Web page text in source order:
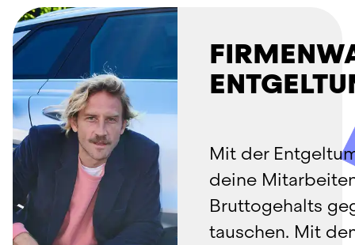
Mit der
deine
Bruttogehalts
tauschen. Mit